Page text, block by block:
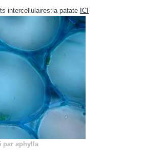
intercellulaires:la patate ICI
par aphylla